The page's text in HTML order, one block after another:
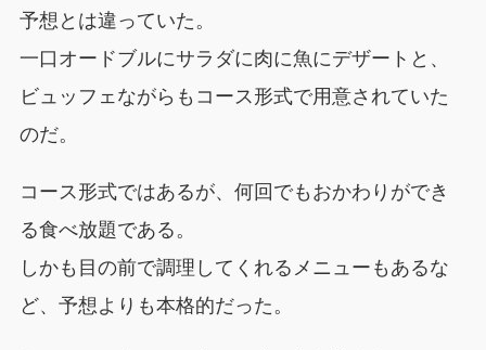
予想とは違っていた。
一口オードブルにサラダに肉に魚にデザートと、
ビュッフェながらもコース形式で用意されていた
のだ。
コース形式ではあるが、何回でもおかわりができ
る食べ放題である。
しかも目の前で調理してくれるメニューもあるな
ど、予想よりも本格的だった。